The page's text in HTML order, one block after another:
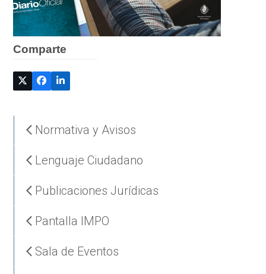
Comparte
Normativa y Avisos
Lenguaje Ciudadano
Publicaciones Jurídicas
Pantalla IMPO
Sala de Eventos